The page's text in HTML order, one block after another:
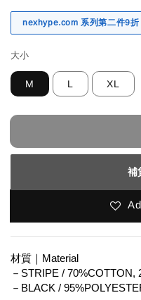
nexhype.com 系列第二件9折
大小
M L XL
補
材質｜Material
－STRIPE / 70%COTTON,
－BLACK /